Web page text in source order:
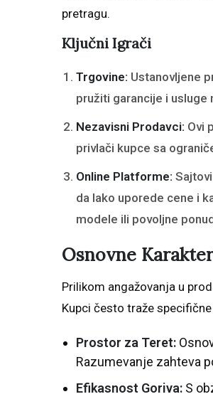
pretragu.
Ključni Igrači
Trgovine: Ustanovljene
pružiti garancije i usluge
Nezavisni Prodavci: Ovi
privlači kupce sa
Online Platforme:
da lako uporede cene i
modele ili povoljne
Osnovne
Prilikom angažovanja u
Kupci često traže
Prostor za Teret:
Razumevanje zahteva
Efikasnost Goriva: S